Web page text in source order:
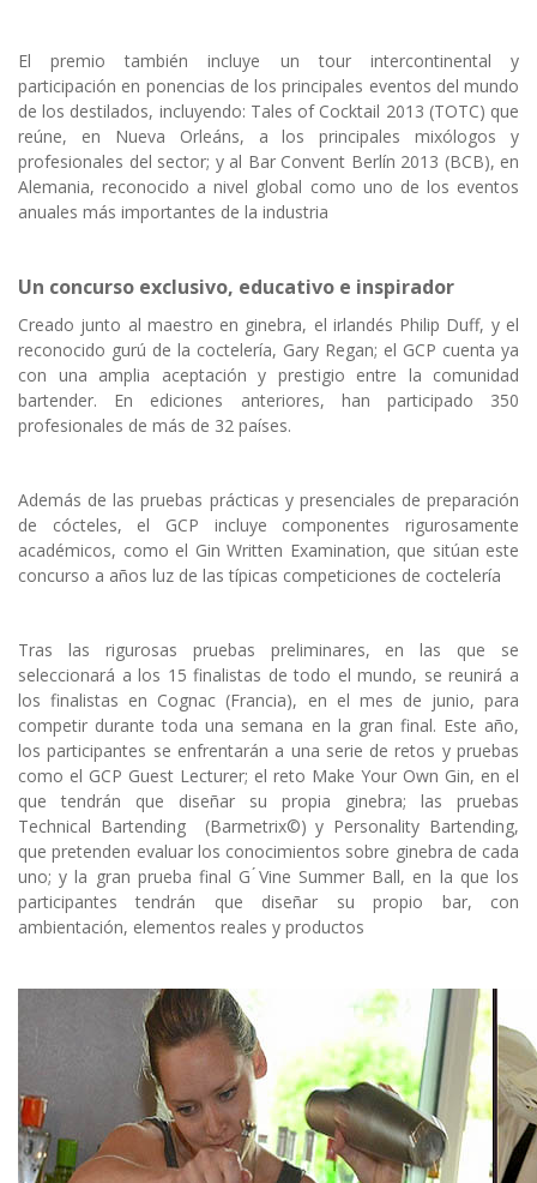
El premio también incluye un tour intercontinental y
participación en ponencias de los principales eventos del mundo
de los destilados, incluyendo: Tales of Cocktail 2013 (TOTC) que
reúne, en Nueva Orleáns, a los principales mixólogos y
profesionales del sector; y al Bar Convent Berlín 2013 (BCB), en
Alemania, reconocido a nivel global como uno de los eventos
anuales más importantes de la industria
Un concurso exclusivo, educativo e inspirador
Creado junto al maestro en ginebra, el irlandés Philip Duff, y el
reconocido gurú de la coctelería, Gary Regan; el GCP cuenta ya
con una amplia aceptación y prestigio entre la comunidad
bartender. En ediciones anteriores, han participado 350
profesionales de más de 32 países.
Además de las pruebas prácticas y presenciales de preparación
de cócteles, el GCP incluye componentes rigurosamente
académicos, como el Gin Written Examination, que sitúan este
concurso a años luz de las típicas competiciones de coctelería
Tras las rigurosas pruebas preliminares, en las que se
seleccionará a los 15 finalistas de todo el mundo, se reunirá a
los finalistas en Cognac (Francia), en el mes de junio, para
competir durante toda una semana en la gran final. Este año,
los participantes se enfrentarán a una serie de retos y pruebas
como el GCP Guest Lecturer; el reto Make Your Own Gin, en el
que tendrán que diseñar su propia ginebra; las pruebas
Technical Bartending (Barmetrix©) y Personality Bartending,
que pretenden evaluar los conocimientos sobre ginebra de cada
uno; y la gran prueba final G ́Vine Summer Ball, en la que los
participantes tendrán que diseñar su propio bar, con
ambientación, elementos reales y productos